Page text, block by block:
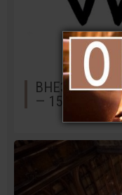
ВНЕЗАПНЫЙ
— 15